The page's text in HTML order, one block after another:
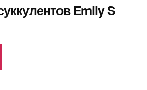
Emily S